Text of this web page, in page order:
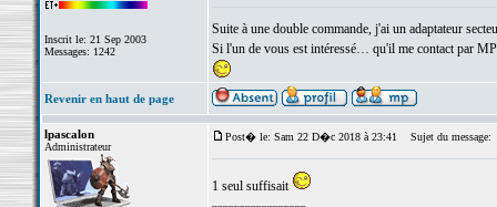
Inscrit le: 21 Sep 2003
Messages: 1242
Suite à une double commande, j'ai un adaptateur
Si l'un de vous est intéressé… qu'il me contact par
Revenir en haut de page
lpascalon
Administrateur
Post� le: Sam 22 D�c 2018 à 23:41 Sujet du message:
1 seul suffisait